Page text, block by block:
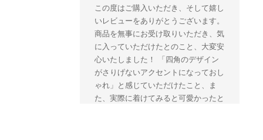
この度はご購入いただき、そして嬉し
いレビューをありがとうございます。
商品を無事にお受け取りいただき、気
に入っていただけたとのこと、大変安
心いたしました！ 「四角のデザイン
がさりげないアクセントになっておし
ゃれ」と感じていただけたこと、ま
た、実際に着けてみると可愛かったと